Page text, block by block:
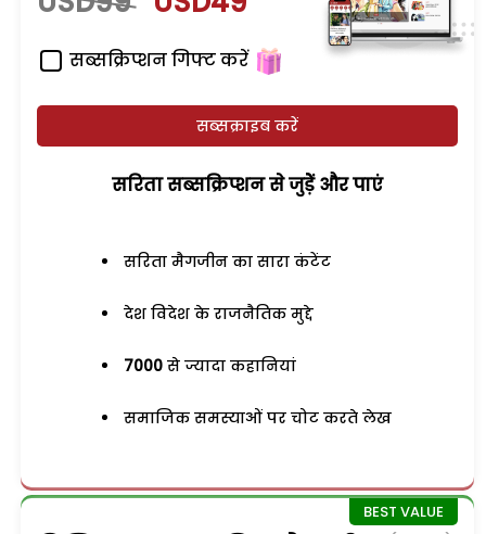
सब्सक्रिप्शन गिफ्ट करें
सब्सक्राइब करें
सरिता सब्सक्रिप्शन से जुड़ेें और पाएं
सरिता मैगजीन का सारा कंटेंट
देश विदेश के राजनैतिक मुद्दे
7000 से ज्यादा कहानियां
समाजिक समस्याओं पर चोट करते लेख